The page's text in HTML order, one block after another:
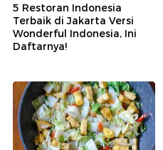
5 Restoran Indonesia
Terbaik di Jakarta Versi
Wonderful Indonesia, Ini
Daftarnya!